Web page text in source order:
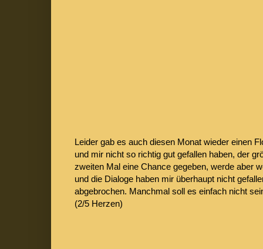
Leider gab es auch diesen Monat wieder einen
und mir nicht so richtig gut gefallen haben, der
zweiten Mal eine Chance gegeben, werde aber
und die Dialoge haben mir überhaupt nicht
abgebrochen. Manchmal soll es einfach nicht
(2/5 Herzen)